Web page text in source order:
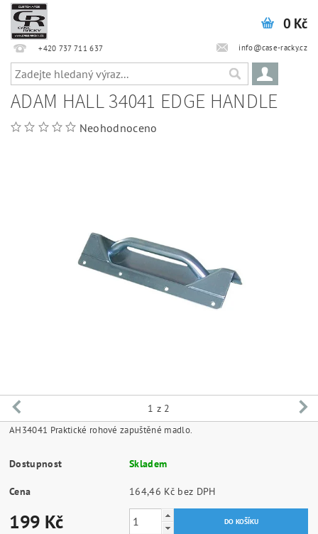
+420 737 711 637 info@case-racky.cz
0 Kč
ADAM HALL 34041 EDGE HANDLE
Neohodnoceno
1 z 2
AH34041 Praktické rohové zapuštěné madlo.
Dostupnost Skladem
Cena 164,46 Kč bez DPH
199 Kč